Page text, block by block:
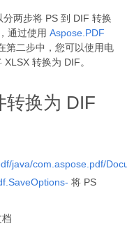
分两步将 PS 到 DIF 转换
通过使用 Aspose.PDF
第二步中，您可以使用电
XLSX 转换为 DIF。
转换为 DIF
java/com.aspose.pdf/
将 PS